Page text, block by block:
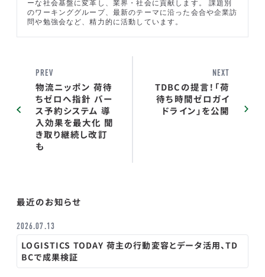
のワーキンググループ、最新のテーマに沿った会合や企業訪
問や勉強会など、精力的に活動しています。
PREV
物流ニッポン 荷待
ちゼロへ指針 バー
ス予約システム 導
入効果を最大化 聞
き取り継続し改訂
も
NEXT
TDBCの提言！「荷
待ち時間ゼロガイ
ドライン」を公開
最近のお知らせ
2026.07.13
LOGISTICS TODAY 荷主の行動変容とデータ活用、TD
BCで成果検証